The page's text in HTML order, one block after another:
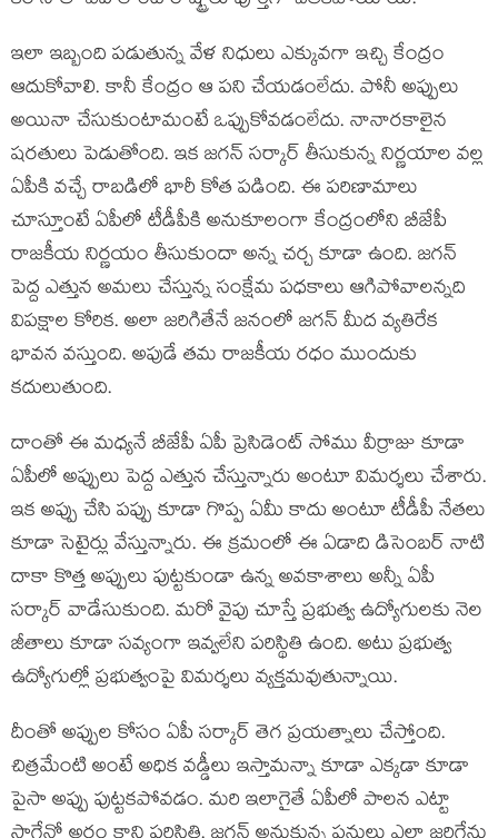
ఇలా ఇబ్బంది పడుతున్న వేళ నిధులు ఎక్కువగా ఇచ్చి కేంద్రం
ఆదుకోవాలి. కానీ కేంద్రం ఆ పని చేయడంలేదు. పోనీ అప్పులు
అయినా చేసుకుంటామంటే ఒప్పుకోవడంలేదు. నానారకాలైన
షరతులు పెడుతోంది. ఇక జ‌గ‌న్ స‌ర్కార్ తీసుకున్న నిర్ణ‌యాల వ‌ల్ల
ఏపీకి వ‌చ్చే రాబ‌డిలో భారీ కోత ప‌డింది. ఈ పరిణామాలు
చూస్తూంటే ఏపీలో టీడీపీకి అనుకూలంగా కేంద్రంలోని బీజేపీ
రాజకీయ నిర్ణయం తీసుకుందా అన్న చర్చ కూడా ఉంది. జగన్
పెద్ద ఎత్తున అమలు చేస్తున్న సంక్షేమ పధకాలు ఆగిపోవాలన్నది
విపక్షాల కోరిక. అలా జరిగితేనే జనంలో జగన్ మీద వ్యతిరేక
భావన వస్తుంది. అపుడే తమ రాజకీయ రధం ముందుకు
కదులుతుంది.
దాంతో ఈ మధ్యనే బీజేపీ ఏపీ ప్రెసిడెంట్ సోము వీర్రాజు కూడా
ఏపీలో అప్పులు పెద్ద ఎత్తున చేస్తున్నారు అంటూ విమర్శలు చేశారు.
ఇక అప్పు చేసి పప్పు కూడా గొప్ప ఏమీ కాదు అంటూ టీడీపీ నేతలు
కూడా సెటైర్లు వేస్తున్నారు. ఈ క్రమంలో ఈ ఏడాది డిసెంబర్ నాటి
దాకా కొత్త అప్పులు పుట్టకుండా ఉన్న అవకాశాలు అన్నీ ఏపీ
సర్కార్ వాడేసుకుంది. మరో వైపు చూస్తే ప్రభుత్వ ఉద్యోగులకు నెల
జీతాలు కూడా సవ్యంగా ఇవ్వలేని పరిస్థితి ఉంది. అటు ప్ర‌భుత్వ
ఉద్యోగుల్లో ప్ర‌భుత్వంపై విమ‌ర్శ‌లు వ్య‌క్త‌మ‌వుతున్నాయి.
దీంతో అప్పుల కోసం ఏపీ సర్కార్ తెగ ప్రయత్నాలు చేస్తోంది.
చిత్రమేంటి అంటే అధిక వడ్డీలు ఇస్తామన్నా కూడా ఎక్కడా కూడా
పైసా అప్పు పుట్టకపోవడం. మరి ఇలాగైతే ఏపీలో పాలన ఎట్టా